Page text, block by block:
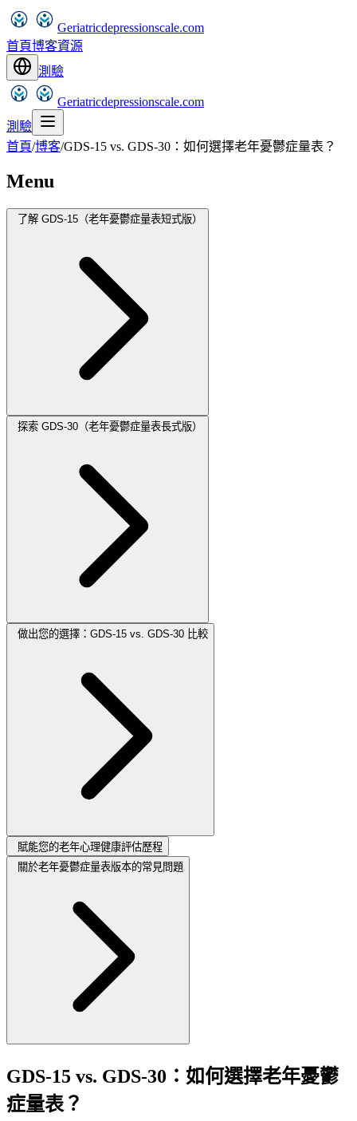
Geriatricdepressionscale.com
首頁博客資源
測驗
Geriatricdepressionscale.com
測驗
首頁/博客/GDS-15 vs. GDS-30：如何選擇老年憂鬱症量表？
Menu
了解 GDS-15（老年憂鬱症量表短式版）
探索 GDS-30（老年憂鬱症量表長式版）
做出您的選擇：GDS-15 vs. GDS-30 比較
賦能您的老年心理健康評估歷程
關於老年憂鬱症量表版本的常見問題
GDS-15 vs. GDS-30：如何選擇老年憂鬱
症量表？